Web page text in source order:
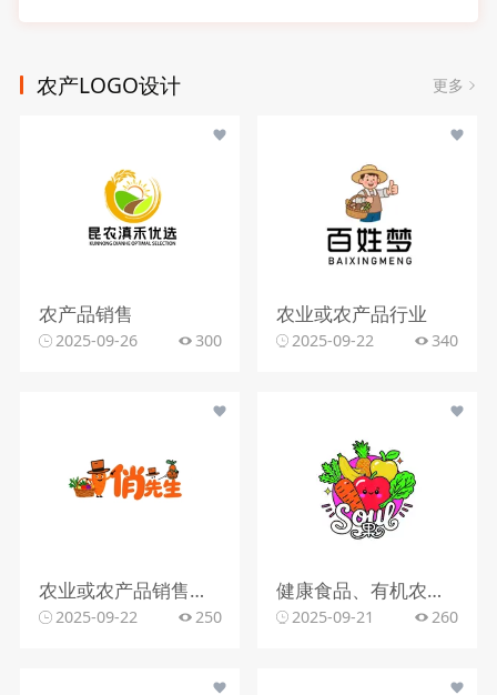
农产LOGO设计 更多
农产品销售
2025-09-26 300
农业或农产品行业
2025-09-22 340
农业或农产品销售行业（推测）
2025-09-22 250
健康食品、有机农产品或餐饮（主打健康餐）行业
2025-09-21 260